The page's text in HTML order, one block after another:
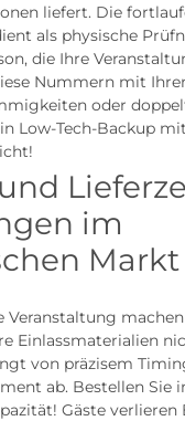
liefert. Die
als physische
die Ihre
Nummern mit
oder
Low-Tech-Backup
im
Markt
Veranstaltung
Einlassmaterialien
von präzisem
ab. Bestellen Sie
Gäste verlieren